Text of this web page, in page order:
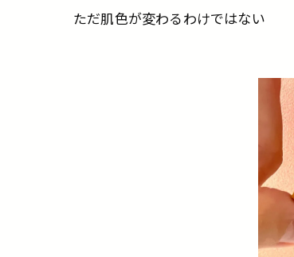
ただ肌色が変わるわけではない